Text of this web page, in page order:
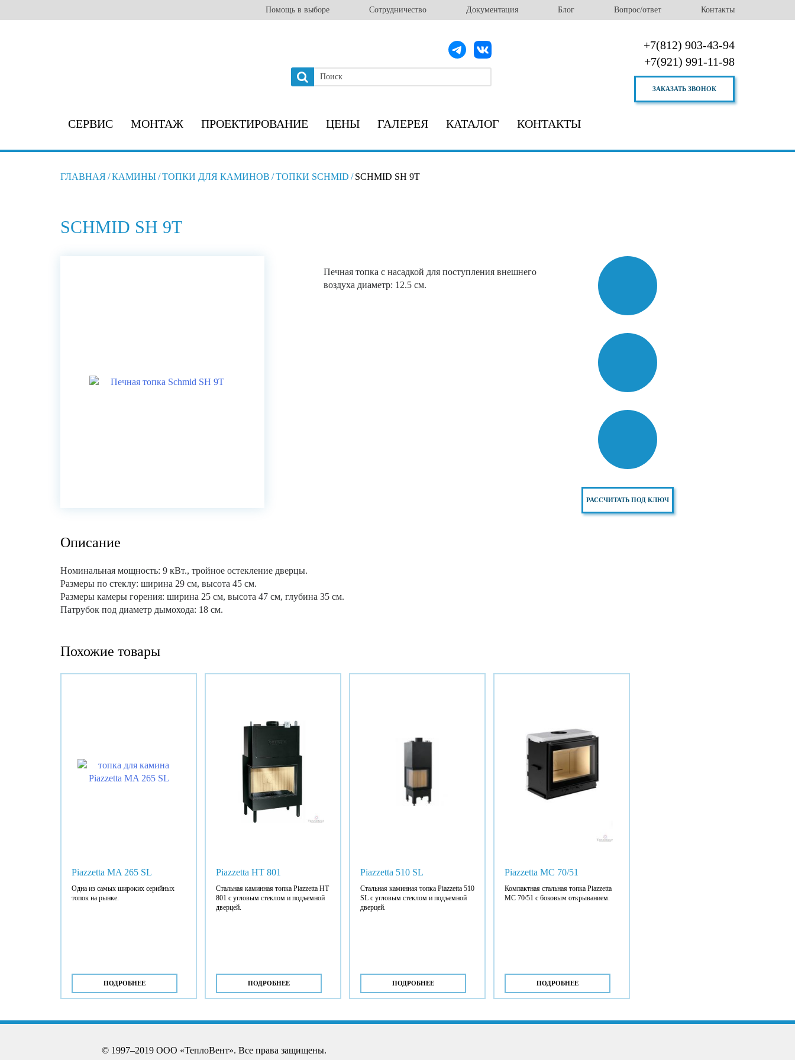
Помощь в выборе Сотрудничество Документация Блог Вопрос/ответ Контакты
+7(812) 903-43-94
+7(921) 991-11-98
ЗАКАЗАТЬ ЗВОНОК
СЕРВИС МОНТАЖ ПРОЕКТИРОВАНИЕ ЦЕНЫ ГАЛЕРЕЯ КАТАЛОГ КОНТАКТЫ
ГЛАВНАЯ /КАМИНЫ/ТОПКИ ДЛЯ КАМИНОВ /ТОПКИ SCHMID / SCHMID SH 9T
SCHMID SH 9T
Печная топка с насадкой для поступления внешнего
воздуха диаметр: 12.5 см.
РАССЧИТАТЬ ПОД КЛЮЧ
Описание
Номинальная мощность: 9 кВт., тройное остекление дверцы.
Размеры по стеклу: ширина 29 см, высота 45 см.
Размеры камеры горения: ширина 25 см, высота 47 см, глубина 35 см.
Патрубок под диаметр дымохода: 18 см.
Похожие товары
Piazzetta MA 265 SL
Одна из самых широких серийных
топок на рынке.
ПОДРОБНЕЕ
Piazzetta HT 801
Стальная каминная топка Piazzetta HT
801 с угловым стеклом и подъемной
дверцей.
ПОДРОБНЕЕ
Piazzetta 510 SL
Стальная каминная топка Piazzetta 510
SL с угловым стеклом и подъемной
дверцей.
ПОДРОБНЕЕ
Piazzetta MC 70/51
Компактная стальная топка Piazzetta
MC 70/51 с боковым открыванием.
ПОДРОБНЕЕ
© 1997–2019 ООО «ТеплоВент». Все права защищены.